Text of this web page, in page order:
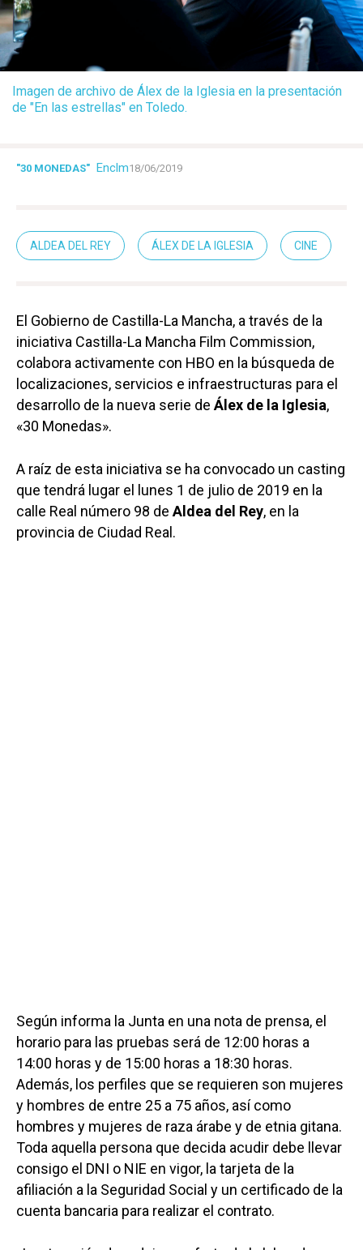
Imagen de archivo de Álex de la Iglesia en la presentación
de "En las estrellas" en Toledo.
"30 MONEDAS" Enclm18/06/2019
ALDEA DEL REY ÁLEX DE LA IGLESIA CINE
El Gobierno de Castilla-La Mancha, a través de la
iniciativa Castilla-La Mancha Film Commission,
colabora activamente con HBO en la búsqueda de
localizaciones, servicios e infraestructuras para el
desarrollo de la nueva serie deÁlex de la Iglesia,
«30 Monedas».
A raíz de esta iniciativa se ha convocado un casting
que tendrá lugar el lunes 1 de julio de 2019 en la
calle Real número 98 deAldea del Rey, en la
provincia de Ciudad Real.
Según informa la Junta en una nota de prensa, el
horario para las pruebas será de 12:00 horas a
14:00 horas y de 15:00 horas a 18:30 horas.
Además, los perfiles que se requieren son mujeres
y hombres de entre 25 a 75 años, así como
hombres y mujeres de raza árabe y de etnia gitana.
Toda aquella persona que decida acudir debe llevar
consigo el DNI o NIE en vigor, la tarjeta de la
afiliación a la Seguridad Social y un certificado de la
cuenta bancaria para realizar el contrato.